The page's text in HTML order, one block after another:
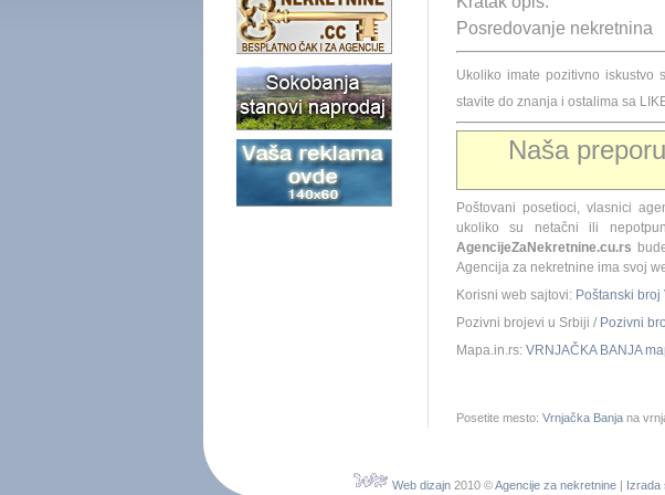
Posredovanje nekretnina
Ukoliko imate pozitivno iskustvo
stavite do znanja i ostalima sa
Naša
Poštovani posetioci, vlasnici
ukoliko su netačni ili
AgencijeZaNekretnine.cu.rs
Agencija za nekretnine ima svoj
Korisni web sajtovi: Poštanski broj
Pozivni brojevi u Srbiji / Pozivni
Mapa.in.rs: VRNJAČKA BANJA
Posetite mesto: Vrnjačka Banjana
Web dizajn 2010 ©Agencije za nekretnine Izrada